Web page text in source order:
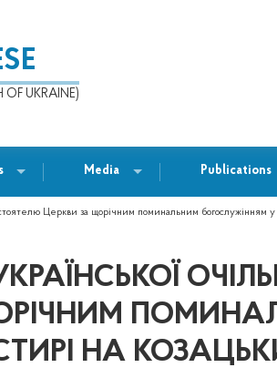
UKRAINE)
Media Publications
Церкви за щорічним поминальним богослужінням у
НА